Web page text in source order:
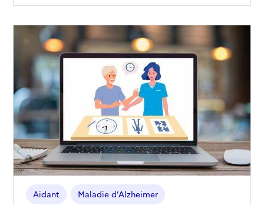
Aidant Maladie d’Alzheimer